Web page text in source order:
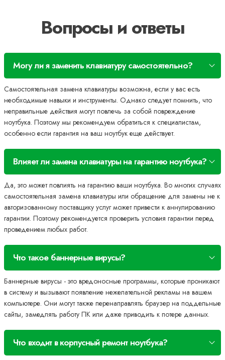
Вопросы и ответы
Могу ли я заменить клавиатуру самостоятельно?
Самостоятельная замена клавиатуры возможна, если у вас есть
необходимые навыки и инструменты. Однако следует помнить, что
неправильные действия могут повлечь за собой повреждение
ноутбука. Поэтому мы рекомендуем обратиться к специалистам,
особенно если гарантия на ваш ноутбук еще действует.
Влияет ли замена клавиатуры на гарантию ноутбука?
Да, это может повлиять на гарантию ваши ноутбука. Во многих случаях
самостоятельная замена клавиатуры или обращение для замены не к
авторизованному поставщику услуг может привести к аннулированию
гарантии. Поэтому рекомендуется проверить условия гарантии перед
проведением любых работ.
Что такое баннерные вирусы?
Баннерные вирусы - это вредоносные программы, которые проникают
в систему и вызывают появление нежелательной рекламы на вашем
компьютере. Они могут также перенаправлять браузер на поддельные
сайты, замедлять работу ПК или даже приводить к потере данных.
Что входит в корпусный ремонт ноутбука?